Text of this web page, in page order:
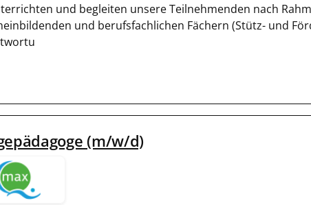
und begleiten unsere Teilnehmenden nach
und berufsfachlichen Fächern (Stütz- und
(m/w/d)